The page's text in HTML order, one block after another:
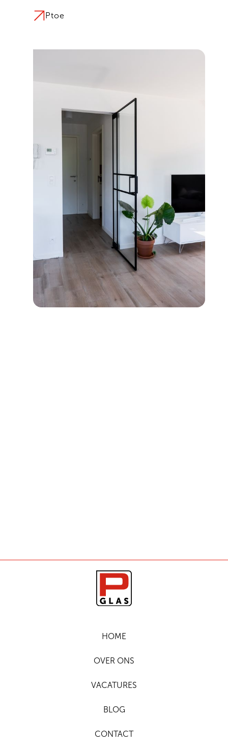
Ptoe
HOME
OVER ONS
VACATURES
BLOG
CONTACT